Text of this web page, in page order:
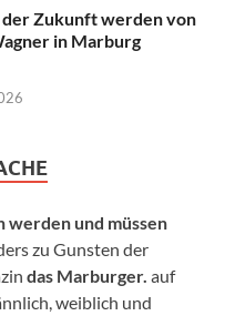
Zukunft werden von
in Marburg
werden und müssen
zu Gunsten der
das Marburger. auf
weiblich und